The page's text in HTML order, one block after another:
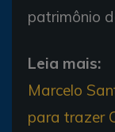
patrimônio
Leia mais:
Marcelo
para trazer